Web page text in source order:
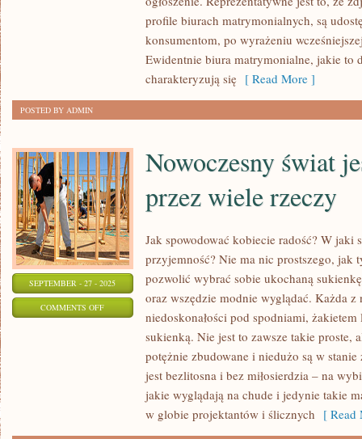
MONTUJEMY
profile biurach matrymonialnych, są
konsumentom, po wyrażeniu
Ewidentnie biura matrymonialne, jakie to
charakteryzują się [ Read More ]
POSTED BY ADMIN
SEPTEMBER - 27 - 2025
COMMENTS OFFON
Nowoczesny świat
przez wiele rzeczy
Jak spowodować kobiecie radość? W jaki
przyjemność? Nie ma nic prostszego, jak
pozwolić wybrać sobie ukochaną
oraz wszędzie modnie wyglądać. Każda z
niedoskonałości pod spodniami, żakietem
sukienką. Nie jest to zawsze takie proste,
potężnie zbudowane i niedużo są w
jest bezlitosna i bez miłosierdzia – na
jakie wyglądają na chude i jedynie takie
w globie projektantów i ślicznych [ Read